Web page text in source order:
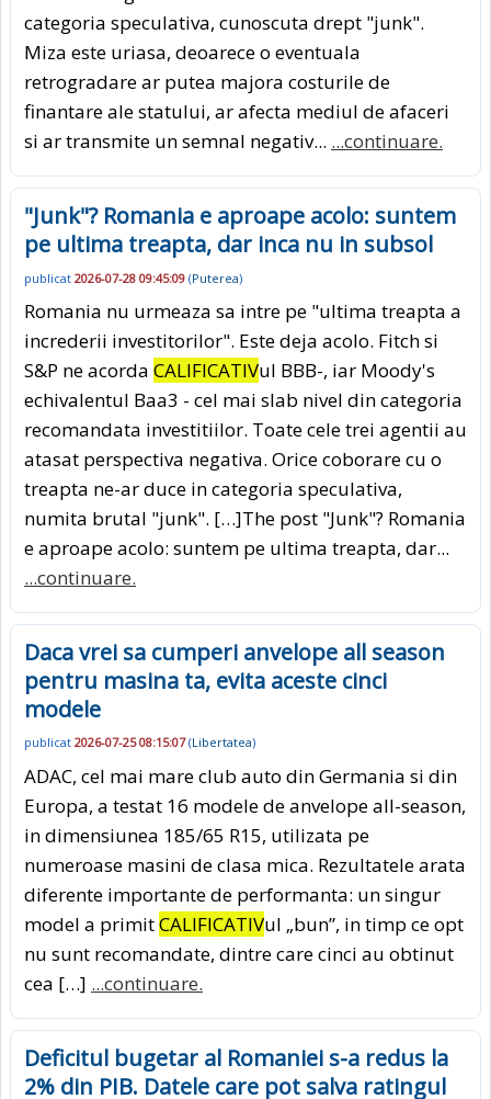
categoria speculativa, cunoscuta drept "junk".
Miza este uriasa, deoarece o eventuala
retrogradare ar putea majora costurile de
finantare ale statului, ar afecta mediul de afaceri
si ar transmite un semnal negativ... ...continuare.
"Junk"? Romania e aproape acolo: suntem
pe ultima treapta, dar inca nu in subsol
publicat 2026-07-28 09:45:09 (Puterea)
Romania nu urmeaza sa intre pe "ultima treapta a
increderii investitorilor". Este deja acolo. Fitch si
S&P ne acorda CALIFICATIVul BBB-, iar Moody's
echivalentul Baa3 - cel mai slab nivel din categoria
recomandata investitiilor. Toate cele trei agentii au
atasat perspectiva negativa. Orice coborare cu o
treapta ne-ar duce in categoria speculativa,
numita brutal "junk". […]The post "Junk"? Romania
e aproape acolo: suntem pe ultima treapta, dar...
...continuare.
Daca vrei sa cumperi anvelope all season
pentru masina ta, evita aceste cinci
modele
publicat 2026-07-25 08:15:07(Libertatea)
ADAC, cel mai mare club auto din Germania si din
Europa, a testat 16 modele de anvelope all-season,
in dimensiunea 185/65 R15, utilizata pe
numeroase masini de clasa mica. Rezultatele arata
diferente importante de performanta: un singur
model a primitCALIFICATIVul „bun”, in timp ce opt
nu sunt recomandate, dintre care cinci au obtinut
cea […] ...continuare.
Deficitul bugetar al Romaniei s-a redus la
2% din PIB. Datele care pot salva ratingul